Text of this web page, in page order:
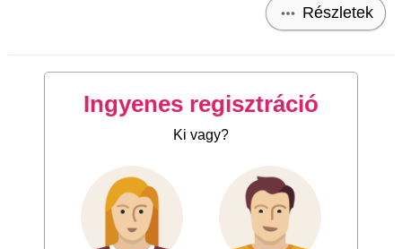
Részletek
Ingyenes regisztráció
Ki vagy?